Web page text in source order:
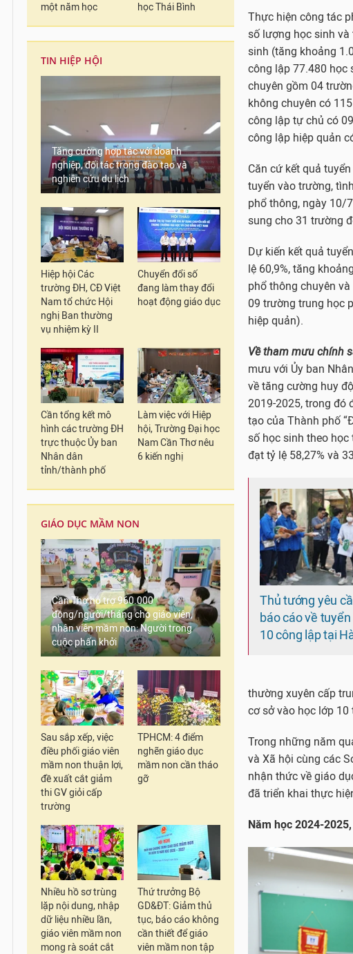
một năm học
học Thái Bình
TIN HIỆP HỘI
Tăng cường hợp tác với doanh
nghiệp, đối tác trong đào tạo và
nghiên cứu du lịch
Hiệp hội Các
trường ĐH, CĐ Việt
Nam tổ chức Hội
nghị Ban thường
vụ nhiệm kỳ II
Chuyển đổi số
đang làm thay đổi
hoạt động giáo dục
Cần tổng kết mô
hình các trường ĐH
trực thuộc Ủy ban
Nhân dân
tỉnh/thành phố
Làm việc với Hiệp
hội, Trường Đại học
Nam Cần Thơ nêu
6 kiến nghị
GIÁO DỤC MẦM NON
Cần Thơ hỗ trợ 960.000
đồng/người/tháng cho giáo viên,
nhân viên mầm non: Người trong
cuộc phấn khởi
Sau sắp xếp, việc
điều phối giáo viên
mầm non thuận lợi,
đề xuất cắt giảm
thi GV giỏi cấp
trường
TPHCM: 4 điểm
nghẽn giáo dục
mầm non cần tháo
gỡ
Nhiều hồ sơ trùng
lặp nội dung, nhập
dữ liệu nhiều lần,
giáo viên mầm non
mong rà soát cắt
Thứ trưởng Bộ
GD&ĐT: Giảm thủ
tục, báo cáo không
cần thiết để giáo
viên mầm non tập
Thực hiện công tác
số lượng học sinh
sinh (tăng khoảng
công lập 77.480 học
chuyên gồm 04
không chuyên có
công lập tự chủ có
công lập hiệp quản
Căn cứ kết quả
tuyển vào trường,
phổ thông, ngày 10/
sung cho 31 trường
Dự kiến kết quả
lệ 60,9%, tăng
phổ thông chuyên
09 trường trung học
hiệp quản).
Về tham mưu chính
mưu với Ủy ban
về tăng cường huy
2019-2025, trong đó
tạo của Thành phố
số học sinh theo học
đạt tỷ lệ 58,27% và
Thủ tướng yêu
báo cáo về
10 công lập tại
thường xuyên cấp
cơ sở vào học lớp
Trong những năm
và Xã hội cùng các
nhận thức về giáo
đã triển khai thực
Năm học 2024-